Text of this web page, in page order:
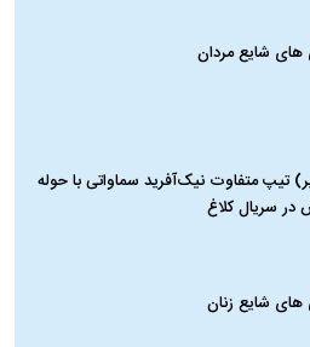
های شایع مردان
تیپ متفاوت نیک‌آفرید سماواتی با حوله
سریال کلاغ
های شایع زنان